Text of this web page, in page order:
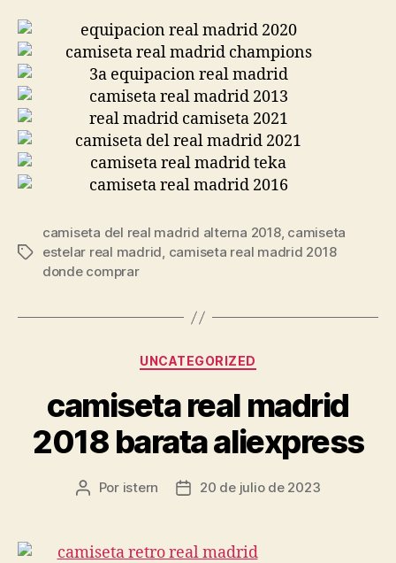
Etiquetas
camiseta del real madrid alterna 2018, camiseta
estelar real madrid, camiseta real madrid 2018
donde comprar
Categorías
UNCATEGORIZED
camiseta real madrid
2018 barata aliexpress
Autor
entrada
Por istern
Fecha
entrada
20 de julio de 2023